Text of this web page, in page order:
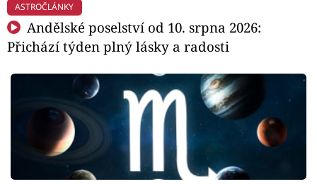
ASTROČLÁNKY
Andělské poselství od 10. srpna 2026:
Přichází týden plný lásky a radosti